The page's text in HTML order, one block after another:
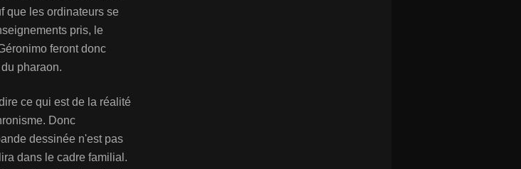
que les ordinateurs se
pris, le
feront donc
pharaon.
ce qui est de la réalité
Donc
dessinée n'est pas
dans le cadre familial.